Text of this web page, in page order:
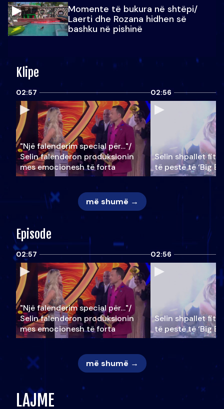
Momente të bukura në shtëpi/
Laerti dhe Rozana hidhen së
bashku në pishinë
Klipe
02:57
"Një falenderim special për…"/
Selin falënderon produksionin
mes emocionesh të forta
02:56
Selin shpallet
të pestë të ‘Big
më shumë →
Episode
02:57
"Një falenderim special për…"/
Selin falënderon produksionin
mes emocionesh të forta
02:56
Selin shpallet
të pestë të ‘Big
më shumë →
LAJME